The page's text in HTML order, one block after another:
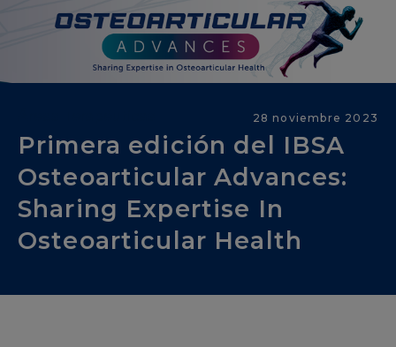
28 noviembre 2023
Primera edición del IBSA
Osteoarticular Advances:
Sharing Expertise In
Osteoarticular Health